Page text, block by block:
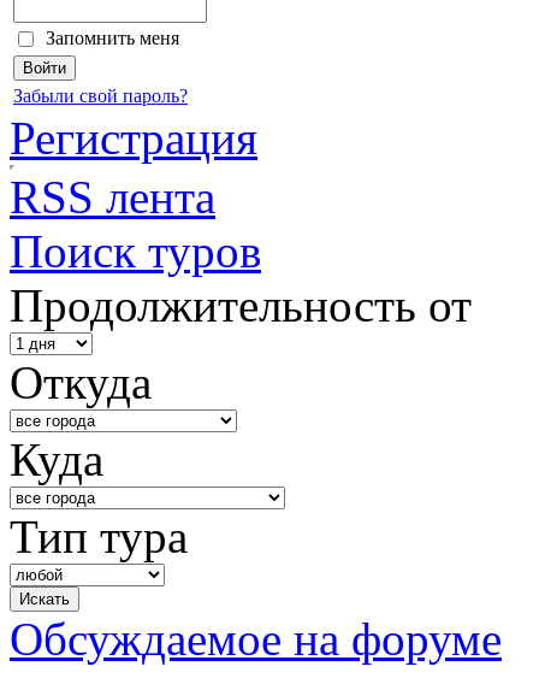
Запомнить меня
Забыли свой пароль?
Регистрация
RSS лента
Поиск туров
Продолжительность от
Откуда
Куда
Тип тура
Обсуждаемое на форуме